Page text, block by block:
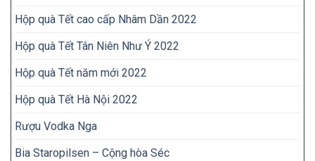
Hộp quà Tết cao cấp Nhâm Dần 2022
Hộp quà Tết Tân Niên Như Ý 2022
Hộp quà Tết năm mới 2022
Hộp quà Tết Hà Nội 2022
Rượu Vodka Nga
Bia Staropilsen – Cộng hòa Séc